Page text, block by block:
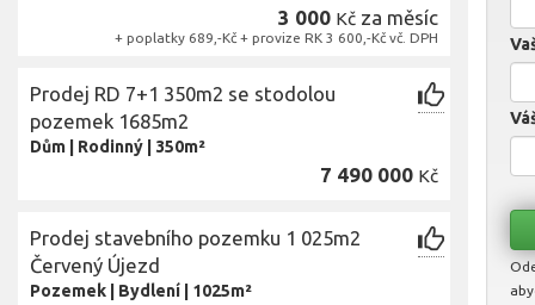
3 000 Kč za měsíc
+ poplatky 689,-Kč + provize RK 3 600,-Kč vč. DPH
Prodej RD 7+1 350m2 se stodolou
pozemek 1685m2
Dům Rodinný 350m²
7 490 000 Kč
Prodej stavebního pozemku 1 025m2
Červený Újezd
Pozemek Bydlení 1025m²